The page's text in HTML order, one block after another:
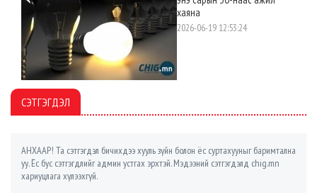
хаяна
2026-06-19 12:53:24
СЭТГЭГДЭЛ
АНХААР! Та сэтгэгдэл бичихдээ хууль зүйн болон ёс суртахууныг баримтална
уу. Ёс бус сэтгэгдлийг админ устгах эрхтэй. Мэдээний сэтгэгдэлд chig.mn
хариуцлага хүлээхгүй.